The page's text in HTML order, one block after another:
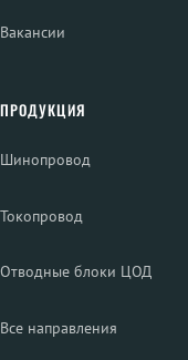
Вакансии
ПРОДУКЦИЯ
Шинопровод
Токопровод
Отводные блоки ЦОД
Все направления